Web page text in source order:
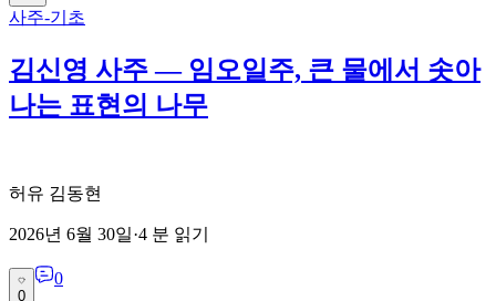
사주-기초
김신영 사주 — 임오일주, 큰 물에서 솟아
나는 표현의 나무
허유 김동현
2026년 6월 30일·4 분 읽기
0
0